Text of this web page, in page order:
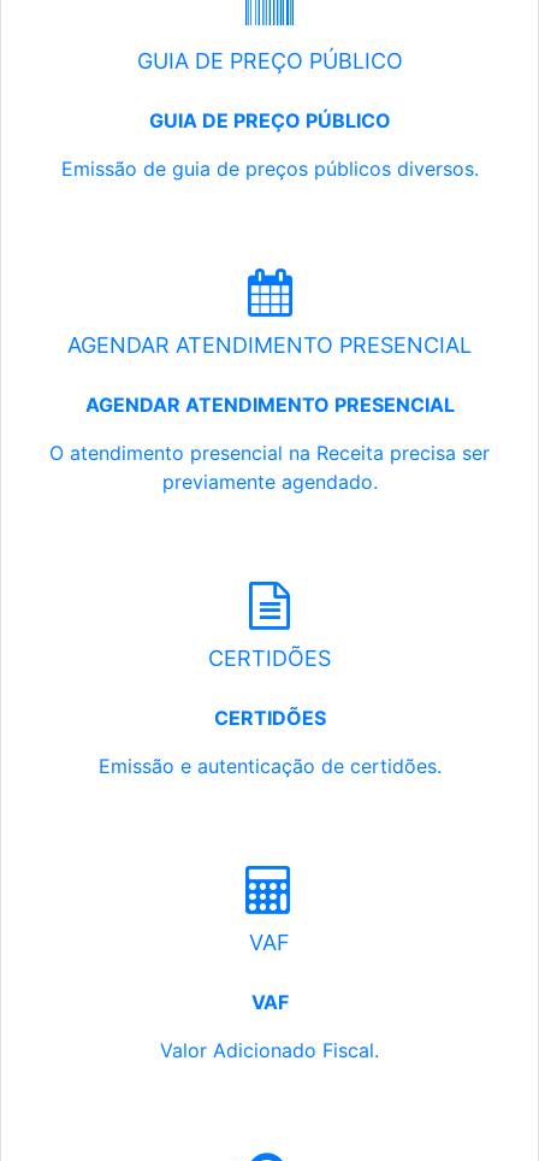
GUIA DE PREÇO PÚBLICO
GUIA DE PREÇO PÚBLICO
Emissão de guia de preços públicos diversos.
AGENDAR ATENDIMENTO PRESENCIAL
AGENDAR ATENDIMENTO PRESENCIAL
O atendimento presencial na Receita precisa ser
previamente agendado.
CERTIDÕES
CERTIDÕES
Emissão e autenticação de certidões.
VAF
VAF
Valor Adicionado Fiscal.